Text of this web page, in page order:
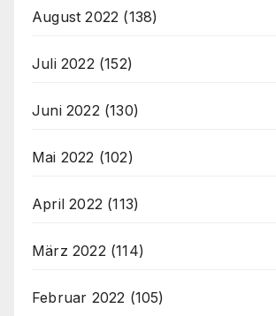
August 2022 (138)
Juli 2022 (152)
Juni 2022 (130)
Mai 2022 (102)
April 2022 (113)
März 2022 (114)
Februar 2022 (105)